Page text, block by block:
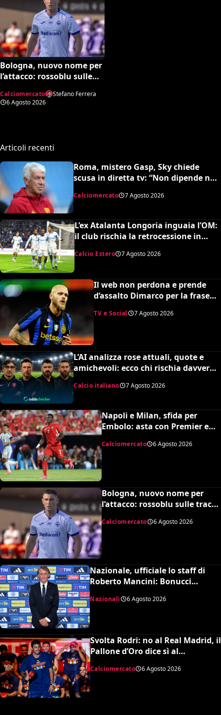
Bologna, nuovo nome per
l’attacco: rossoblu sulle
Calciomercato
Stefano Ferrera
6 Agosto 2026
Articoli recenti
Roma, mistero Gasp, Sky chiede
scusa in diretta tv: “Non dipende né
arrivo?
Calciomercato 7 Agosto 2026
L’ex Atalanta Longoria inguaia l’OM:
il club rischia la retrocessione in
Ligue 2 e svende tutti i suoi pezzi
pregiati
Calcio Estero 7 Agosto 2026
Il web non perdona e prende
d’assalto Dimarco per la frase
TV e Social 7 Agosto 2026
L’AI analizza rose attuali, quote e
amichevoli: ecco chi rischia davvero
un’insospettabile
Calcio italiano 7 Agosto 2026
Napoli e Milan, sfida per
Embolo: asta con Premier e
MLS, il prezzo
Calciomercato 6 Agosto 2026
Bologna, nuovo nome per
l’attacco: rossoblu sulle tracce
Calciomercato 6 Agosto 2026
Nazionale, ufficiale lo staff di
Roberto Mancini: Bonucci
Nazionali 6 Agosto 2026
Svolta Rodri: no al Real Madrid, il
Pallone d’Oro dice sì al
Barcellona per 50 milioni
Calciomercato 6 Agosto 2026